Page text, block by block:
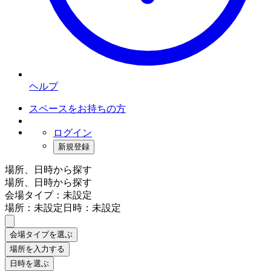
ヘルプ
スペースをお持ちの方
ログイン
新規登録
場所、日時から探す
場所、日時から探す
会場タイプ：未設定
場所：未設定日時：未設定
会場タイプを選ぶ
場所を入力する
日時を選ぶ